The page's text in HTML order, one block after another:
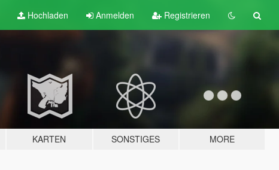
Hochladen Anmelden Registrieren
KARTEN SONSTIGES MORE